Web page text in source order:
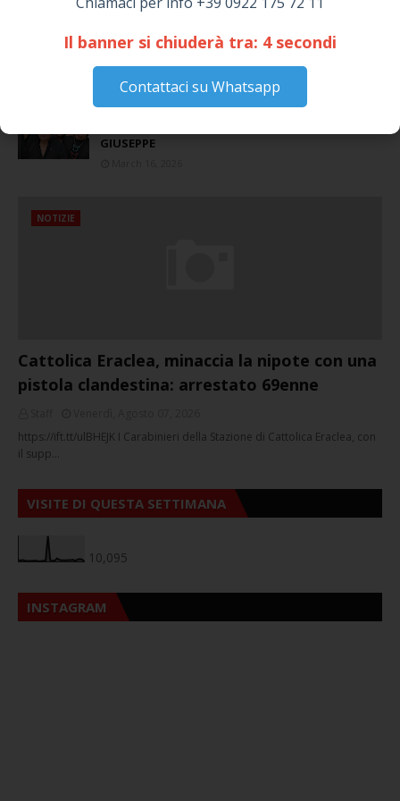
Il banner si chiuderà tra: 4secondi
Contattaci su Whatsapp
Piazza Umberto I: arrivano I Cugini di
I “TEPPISTI DEI SOGNI” IN CONCERTO A
GIUSEPPE
NOTIZIE
Cattolica Eraclea, minaccia la nipote con una
pistola clandestina: arrestato 69enne
https://ift.tt/ulBHEJK I Carabinieri della Stazione di Cattolica Eraclea, con
il supp…
VISITE DI QUESTA SETTIMANA
10,095
INSTAGRAM